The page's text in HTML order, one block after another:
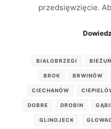
przedsięwzięcie.
BIAŁOBRZEGI BIEŻUŃ
BROK BRWINÓW
CIECHANÓW
DOBRE DROBIN
GLINOJECK